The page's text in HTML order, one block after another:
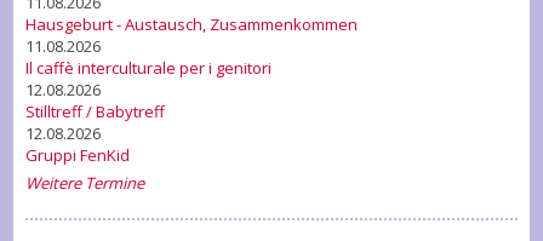
Hausgeburt - Austausch, Zusammenkommen
11.08.2026
Il caffè interculturale per i genitori
12.08.2026
Stilltreff / Babytreff
12.08.2026
Gruppi FenKid
Weitere Termine